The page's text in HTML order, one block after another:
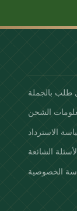
طلب بالجملة
الشحن
الاسترداد
الشائعة
الخصوصية